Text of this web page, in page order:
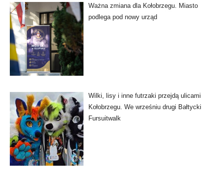
Ważna zmiana dla Kołobrzegu. Miasto
podlega pod nowy urząd
Wilki, lisy i inne futrzaki przejdą ulicami
Kołobrzegu. We wrześniu drugi Bałtycki
Fursuitwalk